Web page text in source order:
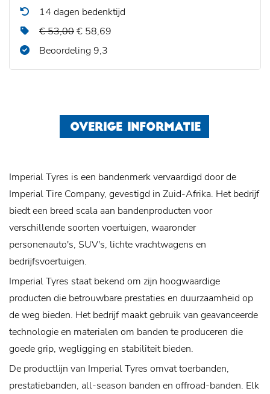
14 dagen bedenktijd
€ 53,00€ 58,69
Beoordeling 9,3
OVERIGE INFORMATIE
Imperial Tyres is een bandenmerk vervaardigd door de
Imperial Tire Company, gevestigd in Zuid-Afrika. Het bedrijf
biedt een breed scala aan bandenproducten voor
verschillende soorten voertuigen, waaronder
personenauto's, SUV's, lichte vrachtwagens en
bedrijfsvoertuigen.
Imperial Tyres staat bekend om zijn hoogwaardige
producten die betrouwbare prestaties en duurzaamheid op
de weg bieden. Het bedrijf maakt gebruik van geavanceerde
technologie en materialen om banden te produceren die
goede grip, wegligging en stabiliteit bieden.
De productlijn van Imperial Tyres omvat toerbanden,
prestatiebanden, all-season banden en offroad-banden. Elk